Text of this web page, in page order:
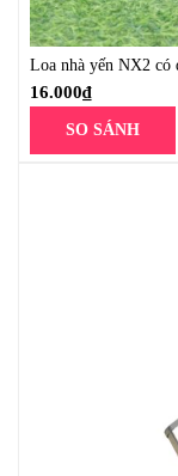
Loa nhà yến NX2 có
16.000₫
SO SÁNH